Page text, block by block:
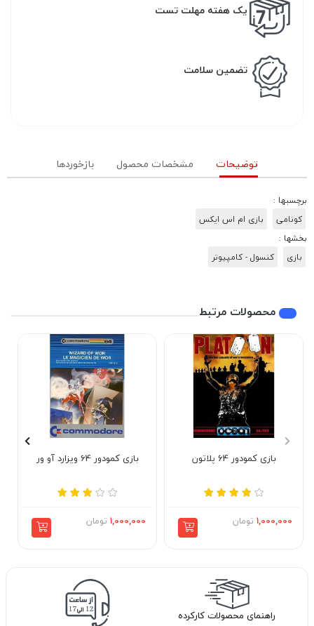
یک هفته مهلت تست
تضمین سلامت
توضیحات مشخصات محصول بازخوردها
برچسبها :
کونامی
بازی ام اس ایکس
بخشها :
بازی
کنسول - کامپیوتر
محصولات مرتبط
بازی کمودور 64 پلاتون
1,000,000 تومان
بازی کمودور 64 ویزارد آو ور
1,000,000 تومان
راهنمای محصولات کارکرده